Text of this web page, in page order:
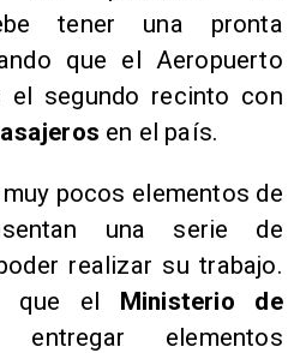
tener una pronta
que el Aeropuerto
el segundo recinto con
en el país.
pocos elementos de
una serie de
realizar su trabajo.
que el Ministerio de
elementos